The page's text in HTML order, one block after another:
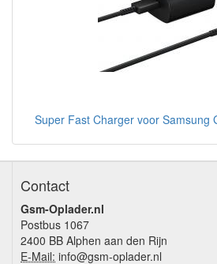
Super Fast Charger voor Samsung
Contact
Gsm-Oplader.nl
Postbus 1067
2400 BB Alphen aan den Rijn
E-Mail: info@gsm-oplader.nl